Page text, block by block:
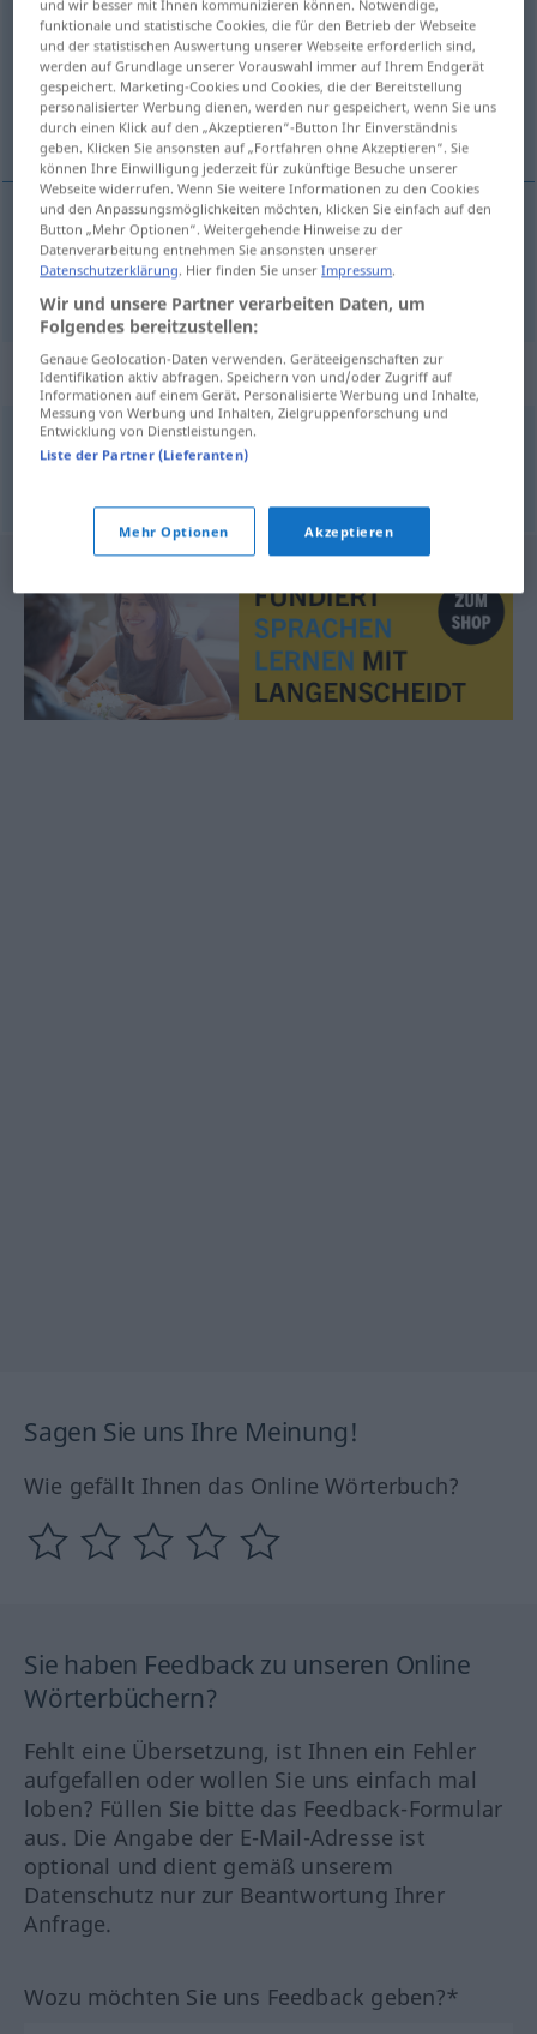
Übersicht aller Übersetzungen
(Für mehr Details die Übersetzung anklicken/antippen)
ayakta, dik
ayakta,dik stehend
Beispielsätze für "stehend"
alleinstehend
Sagen Sie uns Ihre Meinung!
Wie gefällt Ihnen das Online Wörterbuch?
Sie haben Feedback zu unseren Online
Wörterbüchern?
Fehlt eine Übersetzung, ist Ihnen ein Fehler
aufgefallen oder wollen Sie uns einfach mal
loben? Füllen Sie bitte das Feedback-Formular
aus. Die Angabe der E-Mail-Adresse ist
optional und dient gemäß unserem
Datenschutz nur zur Beantwortung Ihrer
Anfrage.
Wozu möchten Sie uns Feedback geben?*
und wir besser mit Ihnen kommunizieren können. Notwendige,
funktionale und statistische Cookies, die für den Betrieb der Webseite
und der statistischen Auswertung unserer Webseite erforderlich sind,
werden auf Grundlage unserer Vorauswahl immer auf Ihrem Endgerät
gespeichert. Marketing-Cookies und Cookies, die der Bereitstellung
personalisierter Werbung dienen, werden nur gespeichert, wenn Sie uns
durch einen Klick auf den „Akzeptieren“-Button Ihr Einverständnis
geben. Klicken Sie ansonsten auf „Fortfahren ohne Akzeptieren“. Sie
können Ihre Einwilligung jederzeit für zukünftige Besuche unserer
Webseite widerrufen. Wenn Sie weitere Informationen zu den Cookies
und den Anpassungsmöglichkeiten möchten, klicken Sie einfach auf den
Button „Mehr Optionen“. Weitergehende Hinweise zu der
Datenverarbeitung entnehmen Sie ansonsten unserer
Datenschutzerklärung. Hier finden Sie unserImpressum.
Wir und unsere Partner verarbeiten Daten, um
Folgendes bereitzustellen:
Genaue Geolocation-Daten verwenden. Geräteeigenschaften zur
Identifikation aktiv abfragen. Speichern von und/oder Zugriff auf
Informationen auf einem Gerät. Personalisierte Werbung und Inhalte,
Messung von Werbung und Inhalten, Zielgruppenforschung und
Entwicklung von Dienstleistungen.
Liste der Partner (Lieferanten)
Mehr Optionen Akzeptieren